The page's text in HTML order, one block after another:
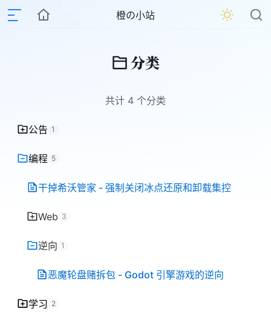
橙の小站
分类
共计 4 个分类
公告 1
编程 5
干掉希沃管家 - 强制关闭冰点还原和卸载集控
Web 3
逆向 1
恶魔轮盘赌拆包 - Godot 引擎游戏的逆向
学习 2